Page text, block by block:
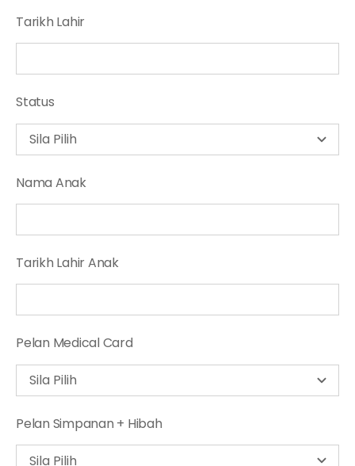
Tarikh Lahir
Status
Nama Anak
Tarikh Lahir Anak
Pelan Medical Card
Pelan Simpanan + Hibah